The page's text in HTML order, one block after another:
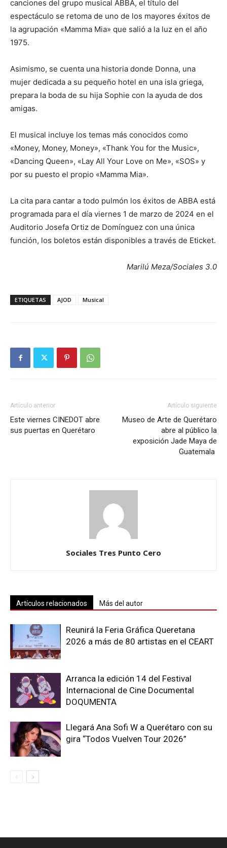
canciones del grupo musical ABBA, el título del
espectáculo se retoma de uno de los mayores éxitos de
la agrupación «Mamma Mia» que salió a la luz en el año
1975.
Asimismo, se cuenta una historia donde Donna, una
mujer dedicada a su pequeño hotel en una isla griega,
prepara la boda de su hija Sophie con la ayuda de dos
amigas.
El musical incluye los temas más conocidos como
«Money, Money, Money», «Thank You for the Music»,
«Dancing Queen», «Lay All Your Love on Me», «SOS» y
por su puesto el propio «Mamma Mia».
La cita para cantar a todo pulmón los éxitos de ABBA está
programada para el día viernes 1 de marzo de 2024 en el
Auditorio Josefa Ortiz de Domínguez con una única
función, los boletos están disponibles a través de Eticket.
Marilú Meza/Sociales 3.0
ETIQUETAS AJOD Musical
Artículo anterior
Este viernes CINEDOT abre
sus puertas en Querétaro
Artículo siguiente
Museo de Arte de Querétaro
abre al público la
exposición Jade Maya de
Guatemala
Sociales Tres Punto Cero
Artículos relacionados Más del autor
Reunirá la Feria Gráfica Queretana
2026 a más de 80 artistas en el CEART
Arranca la edición 14 del Festival
Internacional de Cine Documental
DOQUMENTA
Llegará Ana Sofi W a Querétaro con su
gira “Todos Vuelven Tour 2026”